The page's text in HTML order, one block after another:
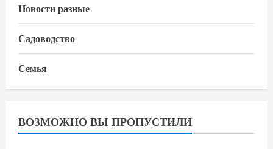
Новости разные
Садоводство
Семья
ВОЗМОЖНО ВЫ ПРОПУСТИЛИ